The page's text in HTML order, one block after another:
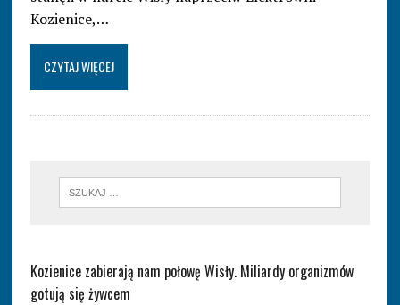
Kozienice,…
CZYTAJ WIĘCEJ
Kozienice zabierają nam połowę Wisły. Miliardy organizmów
gotują się żywcem